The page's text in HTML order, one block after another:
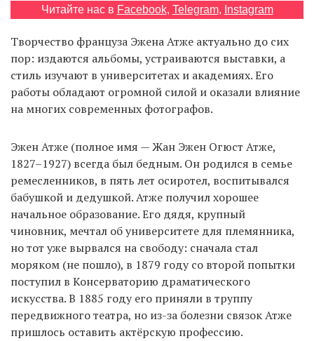
Читайте нас в Facebook, Telegram, Instagram
Творчество француза Эжена Атже актуально до сих
пор: издаются альбомы, устраиваются выставки, а
стиль изучают в университетах и академиях. Его
работы обладают огромной силой и оказали влияние
на многих современных фотографов.
Эжен Атже (полное имя — Жан Эжен Огюст Атже,
1827–1927) всегда был бедным. Он родился в семье
ремесленников, в пять лет осиротел, воспитывался
бабушкой и дедушкой. Атже получил хорошее
начальное образование. Его дядя, крупный
чиновник, мечтал об университете для племянника,
но тот уже вырвался на свободу: сначала стал
моряком (не пошло), в 1879 году со второй попытки
поступил в Консерваторию драматического
искусства. В 1885 году его приняли в труппу
передвижного театра, но из-за болезни связок Атже
пришлось оставить актёрскую профессию.